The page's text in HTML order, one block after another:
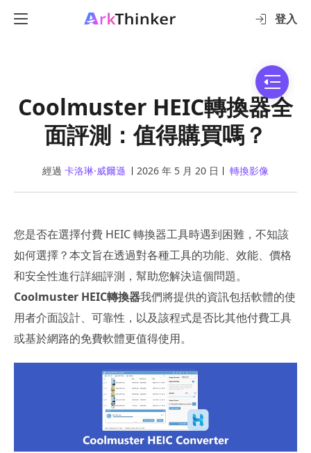
登入
Coolmuster HEIC轉換器全
面評測：值得購買嗎？
經過 卡洛琳·威爾遜 2026 年 5 月 20 日 轉換影像
您是否在選擇付費 HEIC 轉換器工具時遇到困難，不知該
如何選擇？本文旨在透過對各種工具的功能、效能、價格
和安全性進行詳細評測，幫助您解決這個問題。
Coolmuster HEIC轉換器我們將提供的資訊包括軟體的使
用者介面設計、可靠性，以及該程式是否比其他付費工具
或基於網路的免費軟體更值得使用。